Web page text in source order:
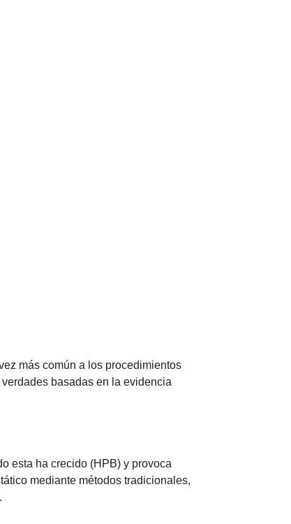
más común a los procedimientos
basadas en la evidencia
esta ha crecido (HPB) y provoca
mediante métodos tradicionales,